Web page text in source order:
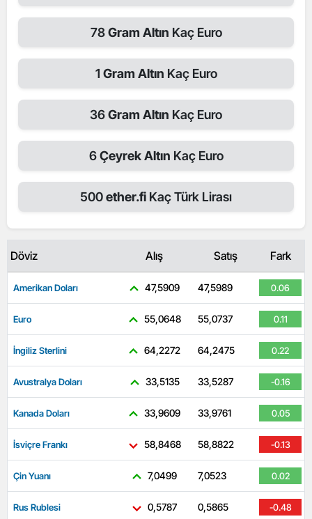
78Gram Altın Kaç Euro
1 Gram Altın Kaç Euro
36Gram Altın Kaç Euro
6Çeyrek Altın Kaç Euro
500ether.fi Kaç Türk Lirası
Döviz Alış Satış Fark
Amerikan Doları 47,5909 47,5989 0.06
Euro 55,0648 55,0737 0.11
İngiliz Sterlini 64,2272 64,2475 0.22
Avustralya Doları 33,5135 33,5287 -0.16
Kanada Doları 33,9609 33,9761 0.05
İsviçre Frankı 58,8468 58,8822 -0.13
Çin Yuanı 7,0499 7,0523 0.02
Rus Rublesi 0,5787 0,5865 -0.48